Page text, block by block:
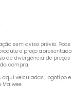
sem aviso prévio. Pode
e preço apresentado
de divergência de preços
compra.